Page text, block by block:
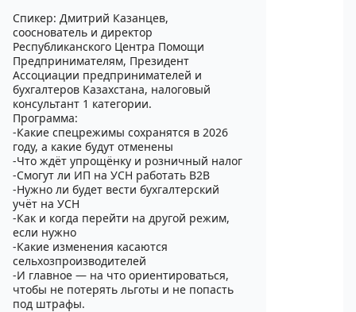
Спикер: Дмитрий Казанцев,
сооснователь и директор
Республиканского Центра Помощи
Предпринимателям, Президент
Ассоциации предпринимателей и
бухгалтеров Казахстана, налоговый
консультант 1 категории.
Программа:
-Какие спецрежимы сохранятся в 2026
году, а какие будут отменены
-Что ждёт упрощёнку и розничный налог
-Смогут ли ИП на УСН работать B2B
-Нужно ли будет вести бухгалтерский
учёт на УСН
-Как и когда перейти на другой режим,
если нужно
-Какие изменения касаются
сельхозпроизводителей
-И главное — на что ориентироваться,
чтобы не потерять льготы и не попасть
под штрафы.